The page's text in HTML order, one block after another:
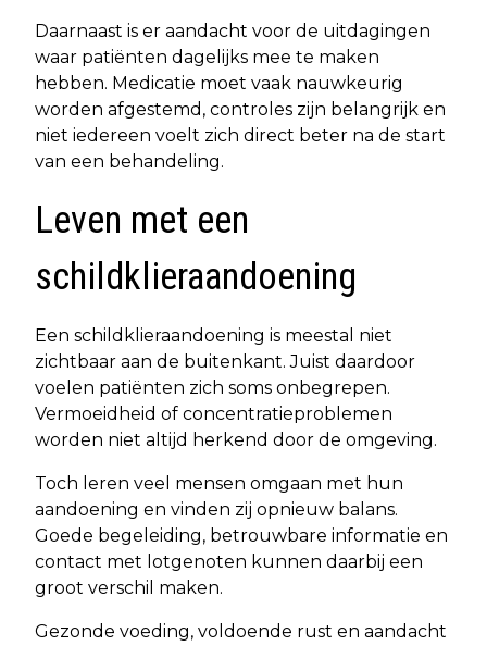
Daarnaast is er aandacht voor de uitdagingen
waar patiënten dagelijks mee te maken
hebben. Medicatie moet vaak nauwkeurig
worden afgestemd, controles zijn belangrijk en
niet iedereen voelt zich direct beter na de start
van een behandeling.
Leven met een
schildklieraandoening
Een schildklieraandoening is meestal niet
zichtbaar aan de buitenkant. Juist daardoor
voelen patiënten zich soms onbegrepen.
Vermoeidheid of concentratieproblemen
worden niet altijd herkend door de omgeving.
Toch leren veel mensen omgaan met hun
aandoening en vinden zij opnieuw balans.
Goede begeleiding, betrouwbare informatie en
contact met lotgenoten kunnen daarbij een
groot verschil maken.
Gezonde voeding, voldoende rust en aandacht